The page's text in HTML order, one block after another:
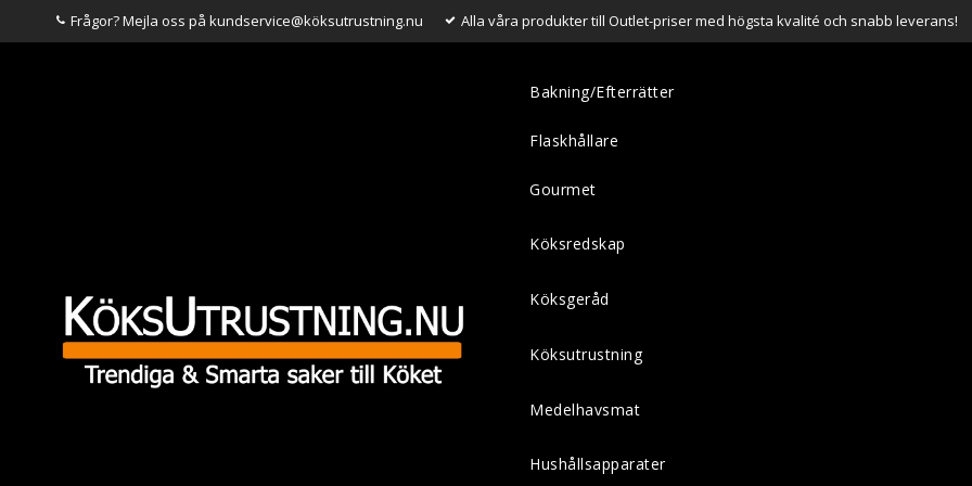
Frågor? Mejla oss på kundservice@köksutrustning.nu Alla våra produkter till Outlet-priser med högsta kvalité och snabb leverans!
Bakning/Efterrätter
Flaskhållare
Gourmet
Köksredskap
Köksgeråd
Köksutrustning
Medelhavsmat
Hushållsapparater